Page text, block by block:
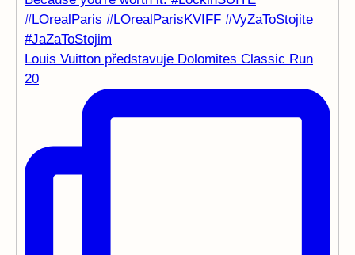
Louis Vuitton představuje Dolomites Classic Run
20